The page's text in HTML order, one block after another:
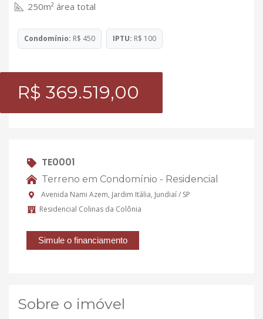
250m² área total
Condomínio: R$ 450 IPTU: R$ 100
R$ 369.519,00
TE0001
Terreno em Condomínio - Residencial
Avenida Nami Azem, Jardim Itália, Jundiaí / SP
Residencial Colinas da Colônia
Simule o financiamento
Sobre o imóvel